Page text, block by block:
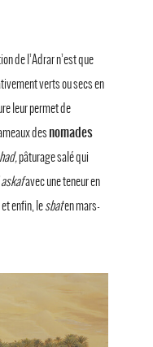
de l’Adrar n’est que
verts ou secs en
leur permet de
des nomades
had,pâturage salé qui
askafavec une teneur en
enfin, lesbaten mars-